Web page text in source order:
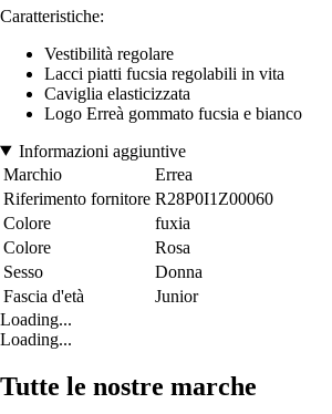
Caratteristiche:
Vestibilità regolare
Lacci piatti fucsia regolabili in vita
Caviglia elasticizzata
Logo Erreà gommato fucsia e bianco
Informazioni aggiuntive
Marchio
Errea
Riferimento fornitore R28P0I1Z00060
Colore
fuxia
Colore
Rosa
Sesso
Donna
Fascia d'età
Junior
Loading...
Loading...
Tutte le nostre marche